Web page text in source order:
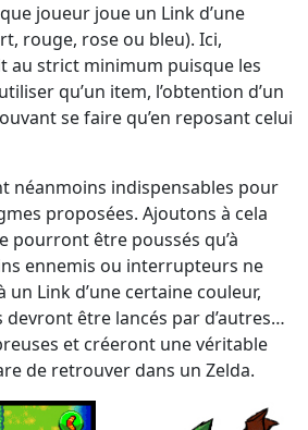
joueur joue un Link d’une
rouge, rose ou bleu). Ici,
au strict minimum puisque les
qu’un item, l’obtention d’un
se faire qu’en reposant celui
néanmoins indispensables pour
proposées. Ajoutons à cela
pourront être poussés qu’à
ennemis ou interrupteurs ne
un Link d’une certaine couleur,
être lancés par d’autres…
et créeront une véritable
de retrouver dans un Zelda.